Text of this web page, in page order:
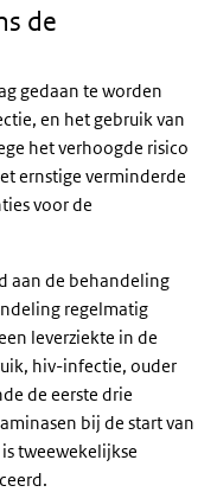
de
gedaan te worden
en het gebruik van
het verhoogde risico
ernstige verminderde
voor de
aan de behandeling
regelmatig
leverziekte in de
hiv-infectie, ouder
de eerste drie
bij de start van
tweewekelijkse